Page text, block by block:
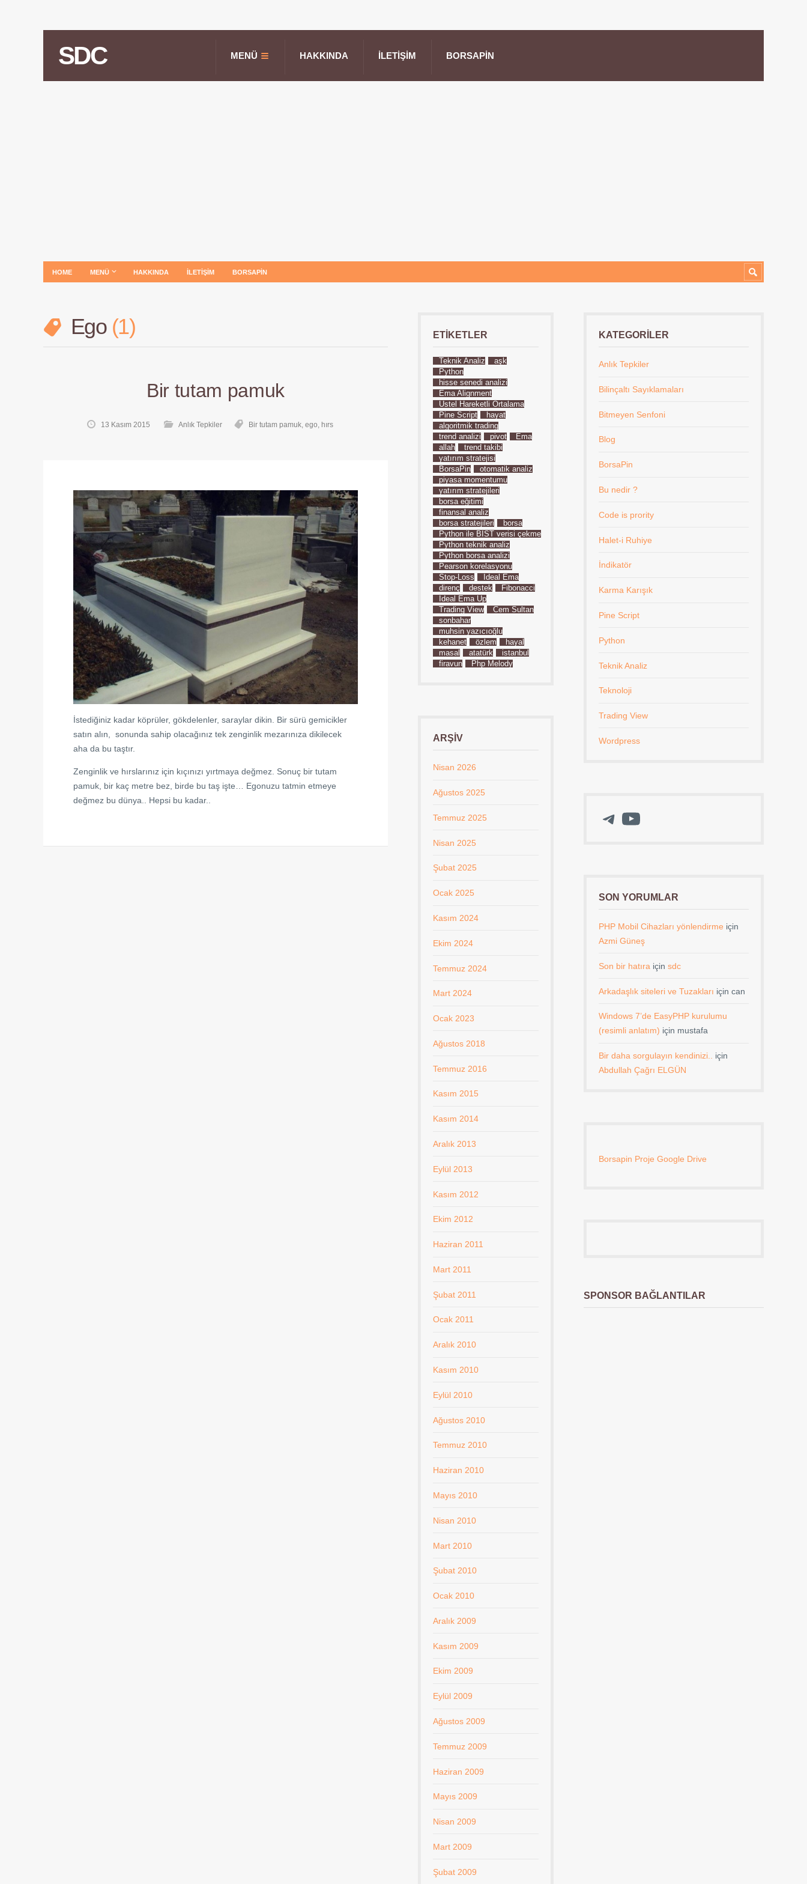
SDC MENÜ HAKKINDA İLETIŞIM BORSAPIN
HOME MENÜ HAKKINDA İLETIŞIM BORSAPIN
Ego 1
Bir tutam pamuk
13 Kasım 2015 Anlık Tepkiler Bir tutam pamuk, ego, hırs
İstediğiniz kadar köprüler, gökdelenler, saraylar dikin. Bir sürü gemicikler
satın alın, sonunda sahip olacağınız tek zenginlik mezarınıza dikilecek
aha da bu taştır.
Zenginlik ve hırslarınız için kıçınızı yırtmaya değmez. Sonuç bir tutam
pamuk, bir kaç metre bez, birde bu taş işte… Egonuzu tatmin etmeye
değmez bu dünya.. Hepsi bu kadar..
ETIKETLER
Teknik Analiz
aşk
Python
hisse senedi analizi
Ema Alignment
Üstel Hareketli Ortalama
Pine Script
hayat
algoritmik trading
trend analizi
pivot
Ema
allah
trend takibi
yatırım stratejisi
BorsaPin
otomatik analiz
piyasa momentumu
yatırım stratejileri
borsa eğitimi
finansal analiz
borsa stratejileri
borsa
Python ile BIST verisi çekme
Python teknik analiz
Python borsa analizi
Pearson korelasyonu
Stop-Loss
İdeal Ema
direnç
destek
Fibonacci
İdeal Ema Up
Trading View
Cem Sultan
sonbahar
muhsin yazıcıoğlu
kehanet
özlem
hayal
masal
atatürk
istanbul
firavun
Php Melody
ARŞIV
Nisan 2026
Ağustos 2025
Temmuz 2025
Nisan 2025
Şubat 2025
Ocak 2025
Kasım 2024
Ekim 2024
Temmuz 2024
Mart 2024
Ocak 2023
Ağustos 2018
Temmuz 2016
Kasım 2015
Kasım 2014
Aralık 2013
Eylül 2013
Kasım 2012
Ekim 2012
Haziran 2011
Mart 2011
Şubat 2011
Ocak 2011
Aralık 2010
Kasım 2010
Eylül 2010
Ağustos 2010
Temmuz 2010
Haziran 2010
Mayıs 2010
Nisan 2010
Mart 2010
Şubat 2010
Ocak 2010
Aralık 2009
Kasım 2009
Ekim 2009
Eylül 2009
Ağustos 2009
Temmuz 2009
Haziran 2009
Mayıs 2009
Nisan 2009
Mart 2009
Şubat 2009
KATEGORILER
Anlık Tepkiler
Bilinçaltı Sayıklamaları
Bitmeyen Senfoni
Blog
BorsaPin
Bu nedir ?
Code is prority
Halet-i Ruhiye
İndikatör
Karma Karışık
Pine Script
Python
Teknik Analiz
Teknoloji
Trading View
Wordpress
Telegram
YouTube
SON YORUMLAR
PHP Mobil Cihazları yönlendirme için
Azmi Güneş
Son bir hatıra için sdc
Arkadaşlık siteleri ve Tuzakları için can
Windows 7’de EasyPHP kurulumu
(resimli anlatım) için mustafa
Bir daha sorgulayın kendinizi..
için
Abdullah Çağrı ELGÜN
Borsapin Proje Google Drive
SPONSOR BAĞLANTILAR